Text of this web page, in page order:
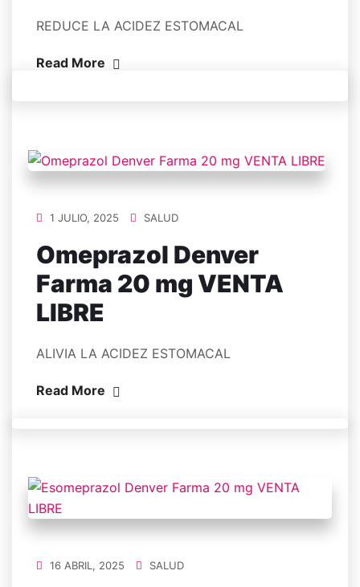
REDUCE LA ACIDEZ ESTOMACAL
Read More
1 JULIO, 2025 SALUD
Omeprazol Denver
Farma 20 mg VENTA
LIBRE
ALIVIA LA ACIDEZ ESTOMACAL
Read More
16 ABRIL, 2025 SALUD